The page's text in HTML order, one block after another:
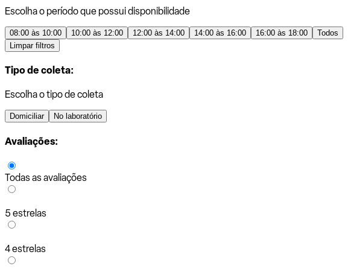
Escolha o período que possui disponibilidade
08:00 às 10:00 10:00 às 12:00 12:00 às 14:00 14:00 às 16:00 16:00 às 18:00
Todos
Limpar filtros
Tipo de coleta:
Escolha o tipo de coleta
Domiciliar No laboratório
Avaliações:
Todas as avaliações
5 estrelas
4 estrelas